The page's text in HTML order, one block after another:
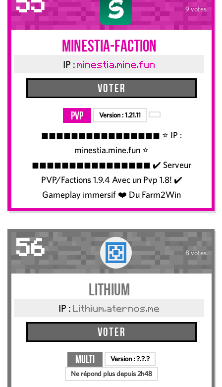
55 9 votes
Minestia-Faction
IP : minestia.mine.fun
Voter
PvP Version :1.21.11
◼◼◼◼◼◼◼◼◼◼◼◼◼◼◼◼ ⭐ IP :
minestia.mine.fun ⭐
◼◼◼◼◼◼◼◼◼◼◼◼◼◼◼◼ ✔️ Serveur
PVP/Factions 1.9.4 Avec un Pvp 1.8! ✔️
Gameplay immersif ❤️ Du Farm2Win
56 8 votes
Lithium
IP : Lithium.aternos.me
Voter
Multi Version :?.?.?
Ne répond plus depuis 2h48